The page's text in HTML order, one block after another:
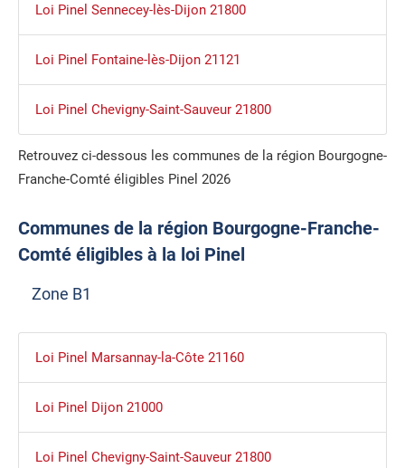
Loi Pinel Sennecey-lès-Dijon 21800
Loi Pinel Fontaine-lès-Dijon 21121
Loi Pinel Chevigny-Saint-Sauveur 21800
Retrouvez ci-dessous les communes de la région Bourgogne-
Franche-Comté éligibles Pinel 2026
Communes de la région Bourgogne-Franche-
Comté éligibles à la loi Pinel
Zone B1
Loi Pinel Marsannay-la-Côte 21160
Loi Pinel Dijon 21000
Loi Pinel Chevigny-Saint-Sauveur 21800